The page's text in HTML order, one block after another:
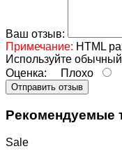
Ваш отзыв:
Примечание: HTML
Используйте обычный
Оценка: Плохо
Отправить отзыв
Рекомендуемые
Sale